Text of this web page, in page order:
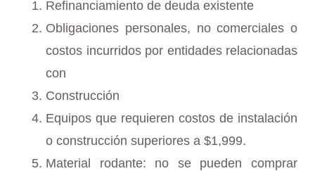
Refinanciamiento de deuda existente
Obligaciones personales, no comerciales o
costos incurridos por entidades relacionadas
con
Construcción
Equipos que requieren costos de instalación
o construcción superiores a $1,999.
Material rodante: no se pueden comprar